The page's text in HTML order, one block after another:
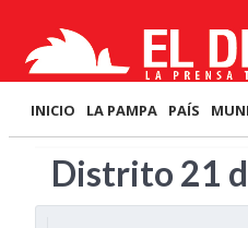
INICIO LA PAMPA PAÍS
Distrito 21